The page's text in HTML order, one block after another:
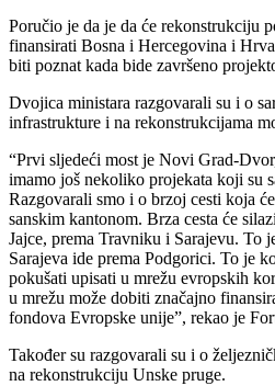
Poručio je da je da će rekonstrukciju
finansirati Bosna i Hercegovina i
biti poznat kada bide završeno
Dvojica ministara razgovarali su i o
infrastrukture i na rekonstrukcijama
“Prvi sljedeći most je Novi Grad-
imamo još nekoliko projekata koji su
Razgovarali smo i o brzoj cesti koja
sanskim kantonom. Brza cesta će
Jajce, prema Travniku i Sarajevu. To
Sarajeva ide prema Podgorici. To je
pokušati upisati u mrežu evropskih
u mrežu može dobiti značajno
fondova Evropske unije”, rekao je
Također su razgovarali su i o
na rekonstrukciju Unske pruge.